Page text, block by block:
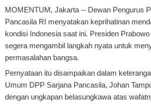
MOMENTUM, Jakarta -- Dewan Pengurus
Pancasila RI menyatakan keprihatinan
kondisi Indonesia saat ini. Presiden
segera mengambil langkah nyata untuk
permasalahan bangsa.
Pernyataan itu disampaikan dalam
Umum DPP Sarjana Pancasila, Johan
dengan ungkapan belasungkawa atas